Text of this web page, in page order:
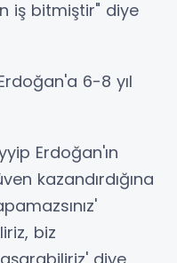
iş bitmiştir" diye
6-8 yıl
Erdoğan'ın
kazandırdığına
biz